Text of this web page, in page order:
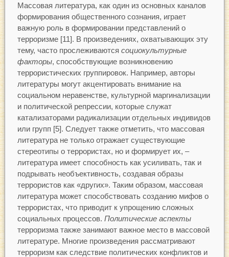
Массовая литература, как один из основных каналов
формирования общественного сознания, играет
важную роль в формировании представлений о
терроризме [11]. В произведениях, охватывающих эту
тему, часто прослеживаются социокультурные
факторы, способствующие возникновению
террористических группировок. Например, авторы
литературы могут акцентировать внимание на
социальном неравенстве, культурной маргинализации
и политической репрессии, которые служат
катализаторами радикализации отдельных индивидов
или групп [5]. Следует также отметить, что массовая
литература не только отражает существующие
стереотипы о террористах, но и формирует их, –
литература имеет способность как усиливать, так и
подрывать необъективность, создавая образы
террористов как «других». Таким образом, массовая
литература может способствовать созданию мифов о
террористах, что приводит к упрощению сложных
социальных процессов. Политические аспекты
терроризма также занимают важное место в массовой
литературе. Многие произведения рассматривают
терроризм как следствие политических конфликтов и